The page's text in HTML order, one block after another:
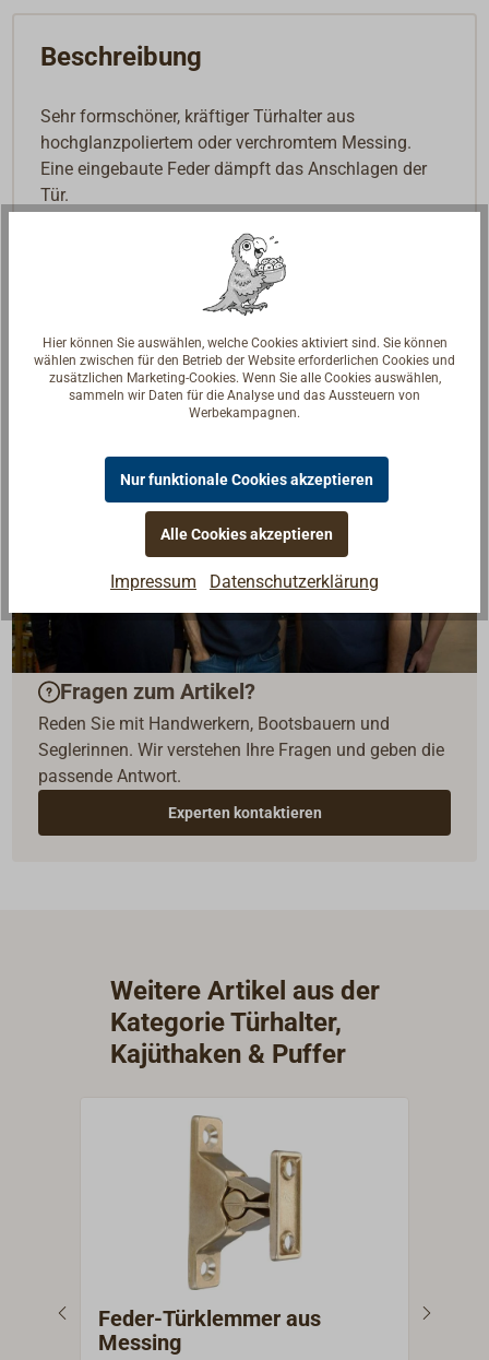
Beschreibung
Sehr formschöner, kräftiger Türhalter aus
hochglanzpoliertem oder verchromtem Messing.
Eine eingebaute Feder dämpft das Anschlagen der
Tür.
die im Türhalter eingelassen ist.
Fragen zum Artikel?
Reden Sie mit Handwerkern, Bootsbauern und
Seglerinnen. Wir verstehen Ihre Fragen und geben die
passende Antwort.
Experten kontaktieren
Weitere Artikel aus der
Kategorie Türhalter,
Kajüthaken & Puffer
Feder-Türklemmer aus
Messing
Hier können Sie auswählen, welche Cookies aktiviert sind. Sie können
wählen zwischen für den Betrieb der Website erforderlichen Cookies und
zusätzlichen Marketing-Cookies. Wenn Sie alle Cookies auswählen,
sammeln wir Daten für die Analyse und das Aussteuern von
Werbekampagnen.
Nur funktionale Cookies akzeptieren
Alle Cookies akzeptieren
Impressum Datenschutzerklärung